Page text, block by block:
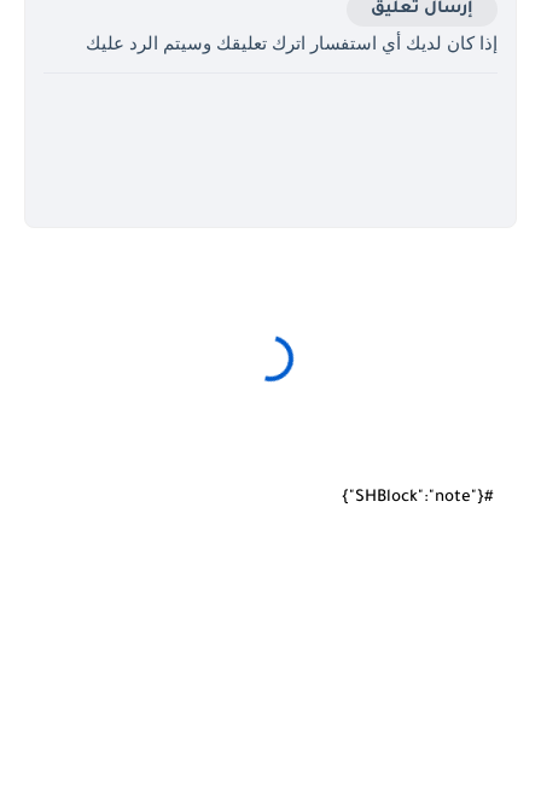
إرسال تعليق
إذا كان لديك أي استفسار اترك تعليقك وسيتم الرد عليك
#{"SHBlock":"note"}